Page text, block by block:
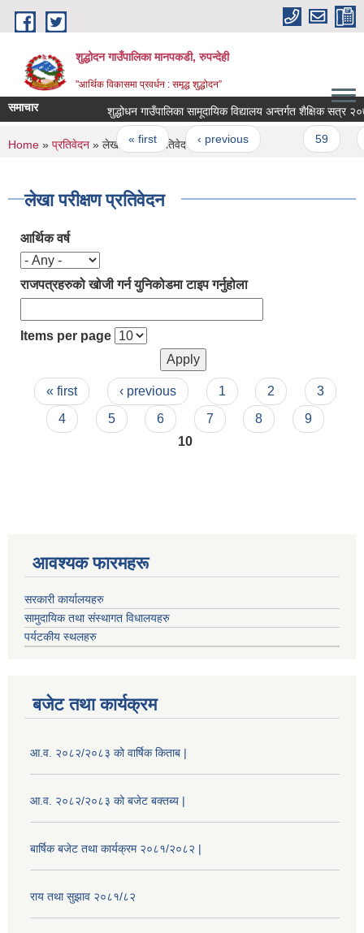
Skip to main content
शुद्धोदन गाउँपालिका मानपकडी, रुपन्देही
"आर्थिक विकासमा प्रवर्धन : समृद्ध शुद्धोदन”
समाचार शुद्धोधन गाउँपालिका सामूदायिक विद्यालय अन्तर्गत शैक्षिक सत्र
Pages
« first ‹ previous
You are here
Home » प्रतिवेदन » लेखा परीक्षण प्रतिवेदन
लेखा परीक्षण प्रतिवेदन
आर्थिक वर्ष
राजपत्रहरुको खोजी गर्न युनिकोडमा टाइप गर्नुहोला
Items per page
Pages
« first ‹ previous 1 2
3
4
5 6 7 8
9
10
आवश्यक फारमहरू
सरकारी कार्यालयहरु
सामुदायिक तथा संस्थागत विधालयहरु
पर्यटकीय स्थलहरु
बजेट तथा कार्यक्रम
आ.व. २०८२/२०८३ को वार्षिक किताब |
आ.व. २०८२/२०८३ को बजेट बक्तब्य |
बार्षिक बजेट तथा कार्यक्रम २०८१/२०८२ |
राय तथा सुझाव २०८१/८२